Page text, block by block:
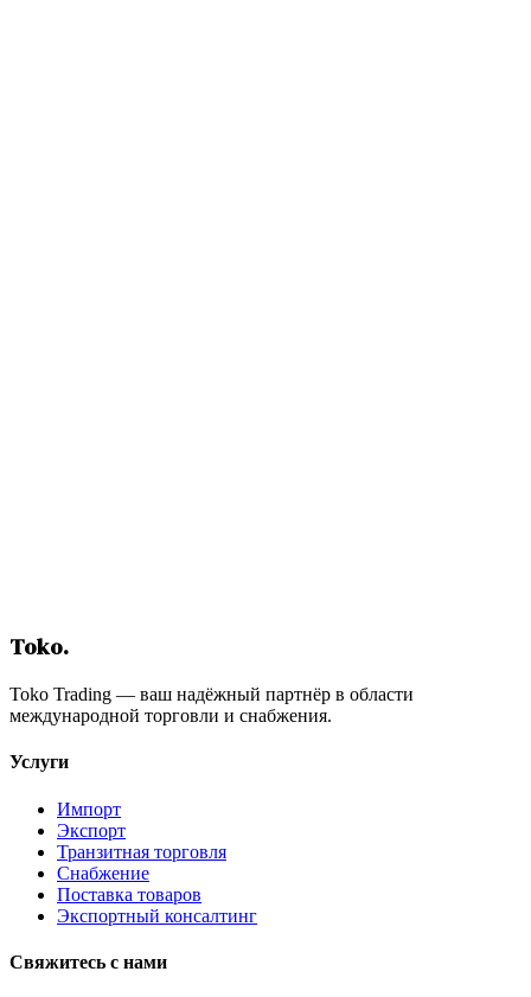
Toko.
Toko Trading — ваш надёжный партнёр в области
международной торговли и снабжения.
Услуги
Импорт
Экспорт
Транзитная торговля
Снабжение
Поставка товаров
Экспортный консалтинг
Свяжитесь с нами